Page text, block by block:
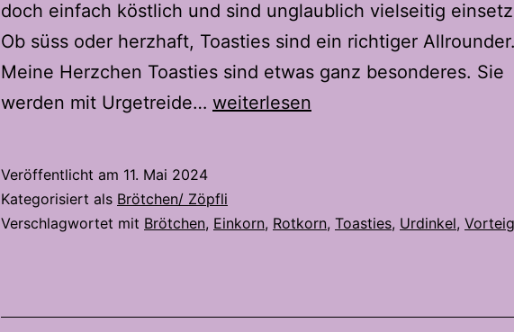
doch einfach köstlich und sind unglaublich vielseitig
Ob süss oder herzhaft, Toasties sind ein richtiger Allrounder.
Meine Herzchen Toasties sind etwas ganz besonderes. Sie
werden mit Urgetreide… Urgetreide
weiterlesen
Veröffentlicht am 11. Mai 2024
Kategorisiert als Brötchen/ Zöpfli
Verschlagwortet mit Brötchen, Einkorn, Rotkorn, Toasties, Urdinkel, Vorteig